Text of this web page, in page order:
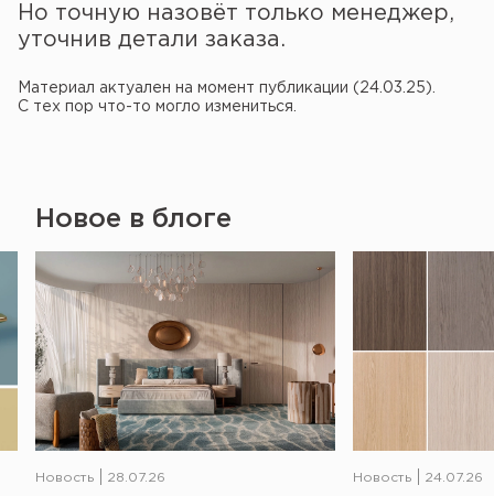
Но точную назовёт только менеджер,
уточнив детали заказа.
Материал актуален на момент публикации (24.03.25).
С тех пор что-то могло измениться.
Новое в блоге
Новость 28.07.26 Новость 24.07.26